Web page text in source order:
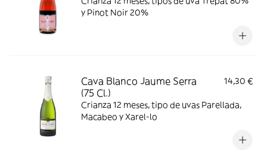
y Pinot Noir 20%
Cava Blanco Jaume Serra
(75 Cl.)
14,30 €
Crianza 12 meses, tipo de uvas Parellada,
Macabeo y Xarel-lo